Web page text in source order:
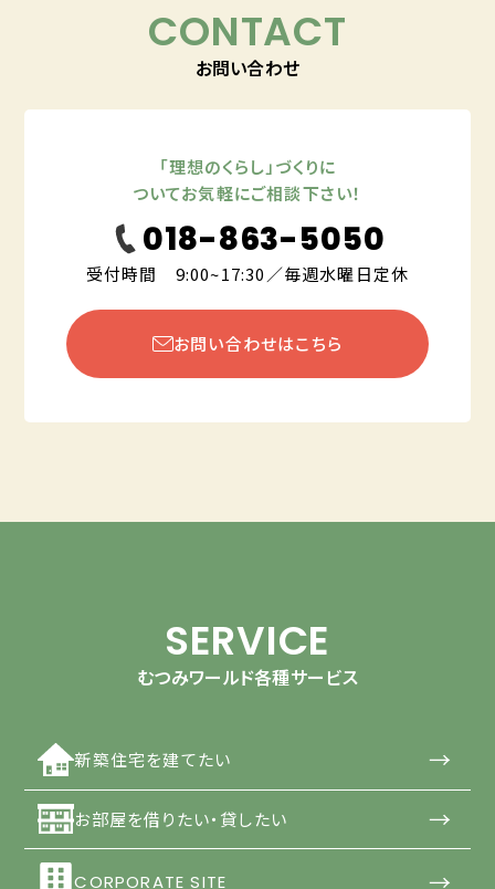
CONTACT
お問い合わせ
「理想のくらし」づくりに
ついてお気軽にご相談下さい！
018-863-5050
受付時間 9:00~17:30／毎週水曜日定休
お問い合わせはこちら
SERVICE
むつみワールド各種サービス
新築住宅を建てたい →
お部屋を借りたい・貸したい →
CORPORATE SITE →